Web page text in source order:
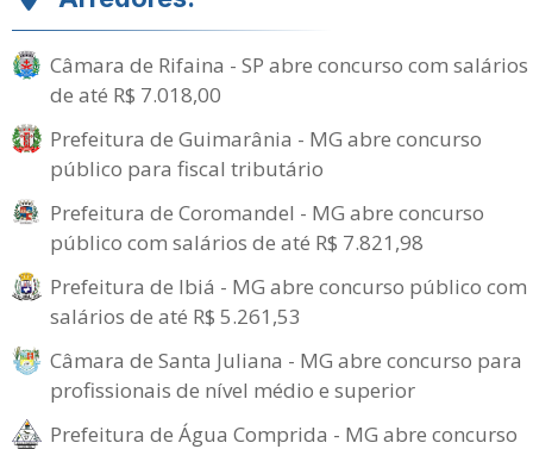
Câmara de Rifaina - SP abre concurso com salários
de até R$ 7.018,00
Prefeitura de Guimarânia - MG abre concurso
público para fiscal tributário
Prefeitura de Coromandel - MG abre concurso
público com salários de até R$ 7.821,98
Prefeitura de Ibiá - MG abre concurso público com
salários de até R$ 5.261,53
Câmara de Santa Juliana - MG abre concurso para
profissionais de nível médio e superior
Prefeitura de Água Comprida - MG abre concurso